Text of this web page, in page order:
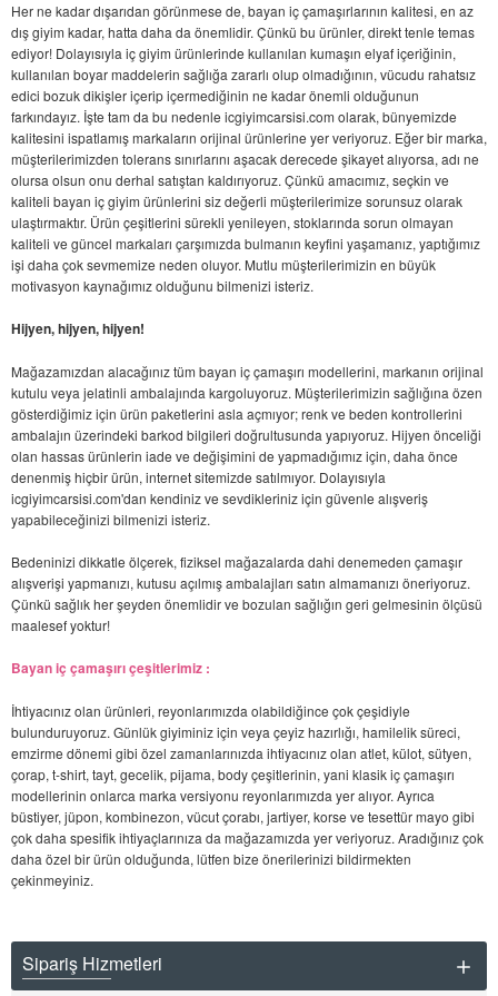
Her ne kadar dışarıdan görünmese de, bayan iç çamaşırlarının kalitesi, en az
dış giyim kadar, hatta daha da önemlidir. Çünkü bu ürünler, direkt tenle temas
ediyor! Dolayısıyla iç giyim ürünlerinde kullanılan kumaşın elyaf içeriğinin,
kullanılan boyar maddelerin sağlığa zararlı olup olmadığının, vücudu rahatsız
edici bozuk dikişler içerip içermediğinin ne kadar önemli olduğunun
farkındayız. İşte tam da bu nedenle icgiyimcarsisi.com olarak, bünyemizde
kalitesini ispatlamış markaların orijinal ürünlerine yer veriyoruz. Eğer bir marka,
müşterilerimizden tolerans sınırlarını aşacak derecede şikayet alıyorsa, adı ne
olursa olsun onu derhal satıştan kaldırıyoruz. Çünkü amacımız, seçkin ve
kaliteli bayan iç giyim ürünlerini siz değerli müşterilerimize sorunsuz olarak
ulaştırmaktır. Ürün çeşitlerini sürekli yenileyen, stoklarında sorun olmayan
kaliteli ve güncel markaları çarşımızda bulmanın keyfini yaşamanız, yaptığımız
işi daha çok sevmemize neden oluyor. Mutlu müşterilerimizin en büyük
motivasyon kaynağımız olduğunu bilmenizi isteriz.
Hijyen, hijyen, hijyen!
Mağazamızdan alacağınız tüm bayan iç çamaşırı modellerini, markanın orijinal
kutulu veya jelatinli ambalajında kargoluyoruz. Müşterilerimizin sağlığına özen
gösterdiğimiz için ürün paketlerini asla açmıyor; renk ve beden kontrollerini
ambalajın üzerindeki barkod bilgileri doğrultusunda yapıyoruz. Hijyen önceliği
olan hassas ürünlerin iade ve değişimini de yapmadığımız için, daha önce
denenmiş hiçbir ürün, internet sitemizde satılmıyor. Dolayısıyla
icgiyimcarsisi.com'dan kendiniz ve sevdikleriniz için güvenle alışveriş
yapabileceğinizi bilmenizi isteriz.
Bedeninizi dikkatle ölçerek, fiziksel mağazalarda dahi denemeden çamaşır
alışverişi yapmanızı, kutusu açılmış ambalajları satın almamanızı öneriyoruz.
Çünkü sağlık her şeyden önemlidir ve bozulan sağlığın geri gelmesinin ölçüsü
maalesef yoktur!
Bayan iç çamaşırı çeşitlerimiz :
İhtiyacınız olan ürünleri, reyonlarımızda olabildiğince çok çeşidiyle
bulunduruyoruz. Günlük giyiminiz için veya çeyiz hazırlığı, hamilelik süreci,
emzirme dönemi gibi özel zamanlarınızda ihtiyacınız olan atlet, külot, sütyen,
çorap, t-shirt, tayt, gecelik, pijama, body çeşitlerinin, yani klasik iç çamaşırı
modellerinin onlarca marka versiyonu reyonlarımızda yer alıyor. Ayrıca
büstiyer, jüpon, kombinezon, vücut çorabı, jartiyer, korse ve tesettür mayo gibi
çok daha spesifik ihtiyaçlarınıza da mağazamızda yer veriyoruz. Aradığınız çok
daha özel bir ürün olduğunda, lütfen bize önerilerinizi bildirmekten
çekinmeyiniz.
Sipariş Hizmetleri